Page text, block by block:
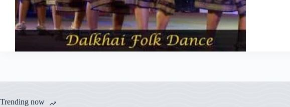
Trending now